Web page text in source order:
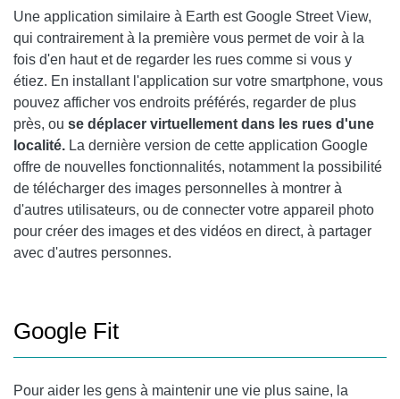
Une application similaire à Earth estGoogle Street View,
qui contrairement à la première vous permet de voir à la
fois d'en haut et de regarder les rues comme si vous y
étiez. En installant l'application sur votre smartphone, vous
pouvez afficher vos endroits préférés, regarder de plus
près, ou se déplacer virtuellement dans les rues d'une
localité. La dernière version de cette application Google
offre de nouvelles fonctionnalités, notamment la possibilité
de télécharger des images personnelles à montrer à
d'autres utilisateurs, ou de connecter votre appareil photo
pour créer des images et des vidéos en direct, à partager
avec d'autres personnes.
Google Fit
Pour aider les gens à maintenir une vie plus saine, la